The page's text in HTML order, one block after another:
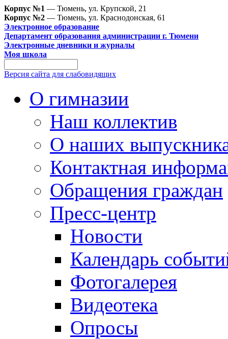
Корпус №1 — Тюмень, ул. Крупской, 21
Корпус №2 — Тюмень, ул. Краснодонская, 61
Электронное образование
Департамент образования администрации г. Тюмени
Электронные дневники и журналы
Моя школа
Версия сайта для слабовидящих
О гимназии
Наш коллектив
О наших
Контактная
Обращения граждан
Пресс-центр
Новости
Календарь
Фотогалерея
Видеотека
Опросы